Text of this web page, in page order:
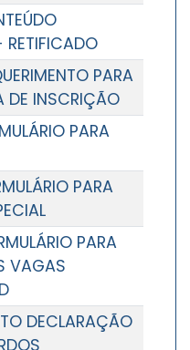
PARA
DE INSCRIÇÃO
PARA
PARA
PARA
VAGAS
DECLARAÇÃO